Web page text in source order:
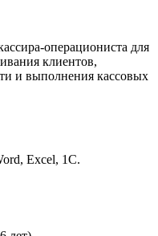
операциониста для
клиентов,
и выполнения кассовых
Excel, 1С.